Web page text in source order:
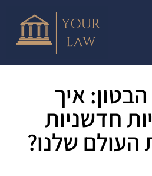
איך
חדשניות
שלנו?